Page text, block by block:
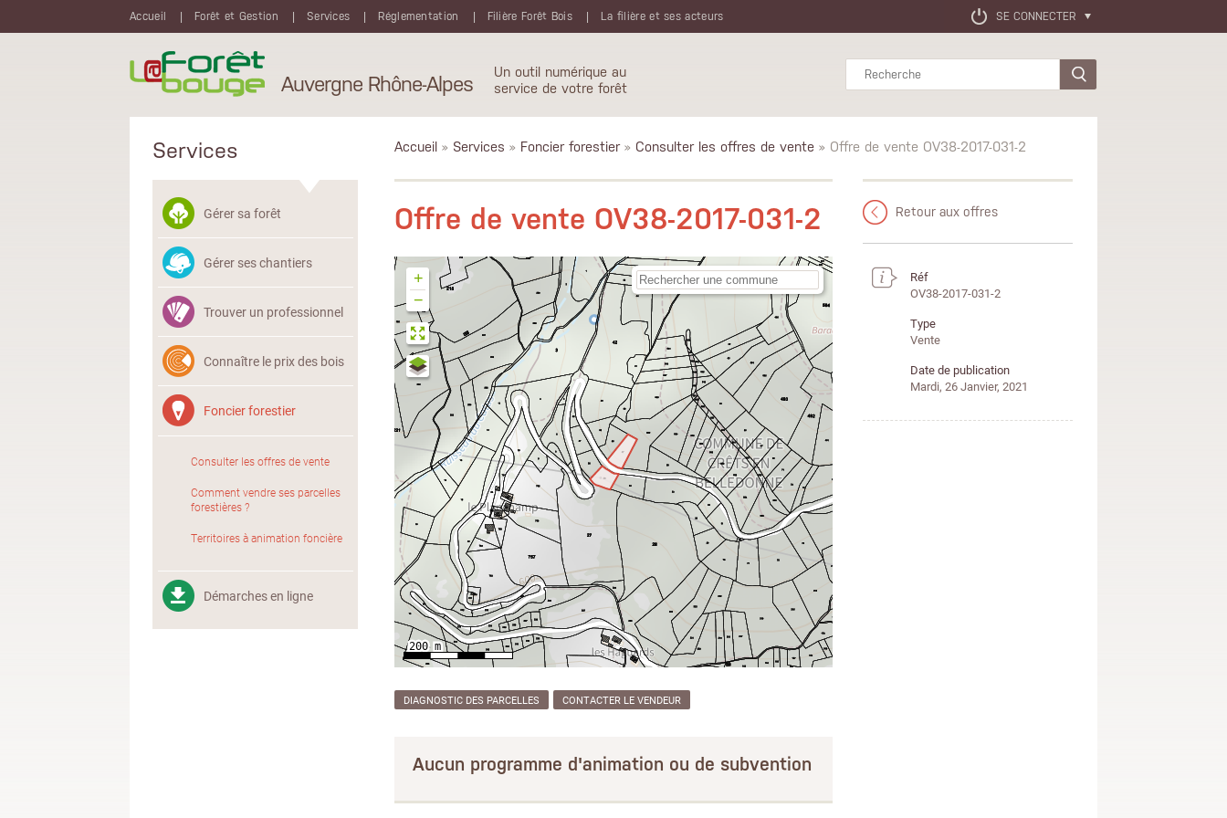
Accueil
Forêt et Gestion Services Réglementation Filière Forêt Bois La filière et ses acteurs SE CONNECTER
Auvergne Rhône-Alpes
Un outil numérique au
service de votre forêt
Rechercher
Services
Gérer sa forêt
Gérer ses chantiers
Trouver un professionnel
Connaître le prix des bois
Foncier forestier
Consulter les offres de vente
Comment vendre ses parcelles
forestières ?
Territoires à animation foncière
Démarches en ligne
Accueil » Services » Foncier forestier» Consulter les offres de vente » Offre de vente OV38-2017-031-2
Offre de vente OV38-2017-031-2
+
−
DIAGNOSTIC DES PARCELLES CONTACTER LE VENDEUR
Aucun programme d'animation ou de subvention
Retour aux offres
Réf
OV38-2017-031-2
Type
Vente
Date de publication
Mardi, 26 Janvier, 2021